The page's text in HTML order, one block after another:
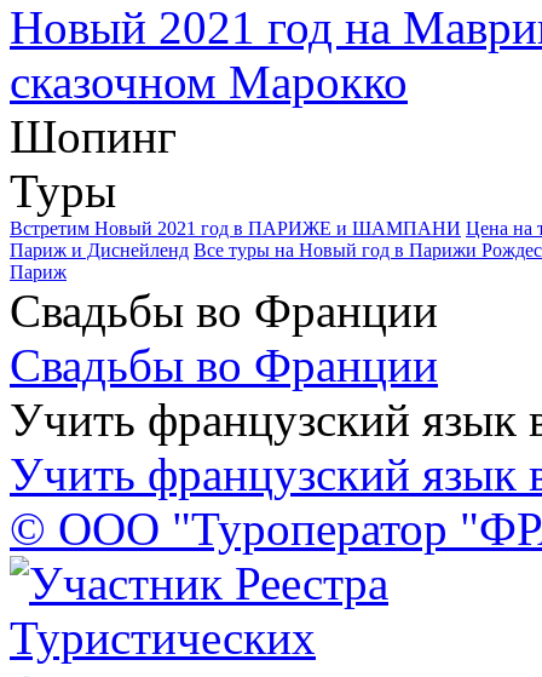
Новый 2021 год на
сказочном Марокко
Шопинг
Туры
Встретим Новый 2021 год в ПАРИЖЕ и ШАМПАНИ Цена на
Париж и Диснейленд Все туры на Новый год в Парижи
Париж
Свадьбы во Франции
Свадьбы во Франции
Учить французский язык
Учить французский язык
© ООО "Туроператор